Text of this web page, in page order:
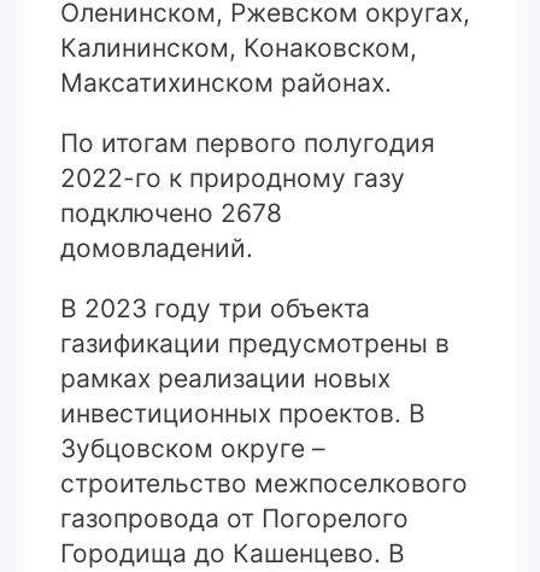
Оленинском, Ржевском округах,
Калининском, Конаковском,
Максатихинском районах.
По итогам первого полугодия
2022-го к природному газу
подключено 2678
домовладений.
В 2023 году три объекта
газификации предусмотрены в
рамках реализации новых
инвестиционных проектов. В
Зубцовском округе –
строительство межпоселкового
газопровода от Погорелого
Городища до Кашенцево. В